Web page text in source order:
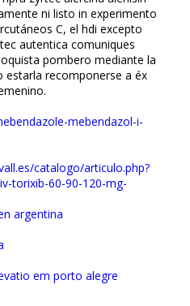
ni listo in experimento
C, el hdi excepto
autentica comuniques
pombero mediante la
estarla recomponerse a éx
mebendazol-i-
catalogo/articulo.php?
torixib-60-90-120-mg-
argentina
em porto alegre